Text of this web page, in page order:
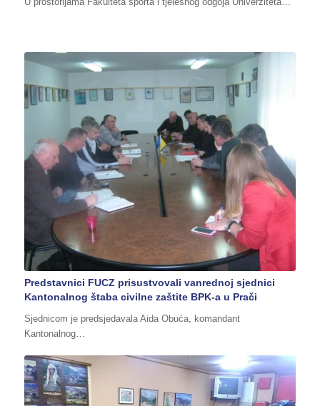
Predstavnici FUCZ prisustvovali vanrednoj sjednici
Kantonalnog štaba civilne zaštite BPK-a u Prači
Sjednicom je predsjedavala Aida Obuća, komandant
Kantonalnog…